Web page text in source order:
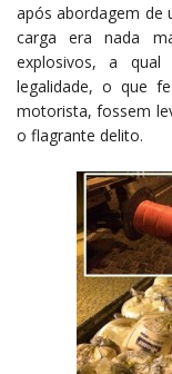
após abordagem de
carga era nada
explosivos, a qual
legalidade, o que
motorista, fossem
o flagrante delito.